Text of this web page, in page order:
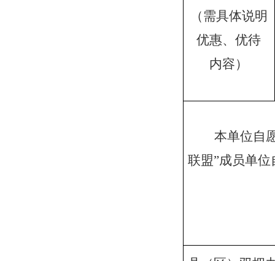
（需具体说明
优惠、优待
内容）
本单位自
联盟”成员单